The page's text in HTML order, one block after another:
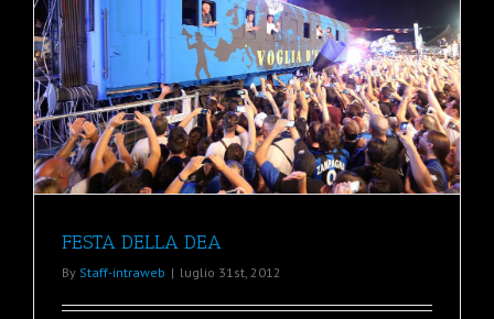
FESTA DELLA DEA
By Staff-intraweb | luglio 31st, 2012